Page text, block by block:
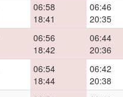
06:58
18:41
06:46
20:35
06:56
18:42
06:44
20:36
06:54
18:44
06:42
20:38